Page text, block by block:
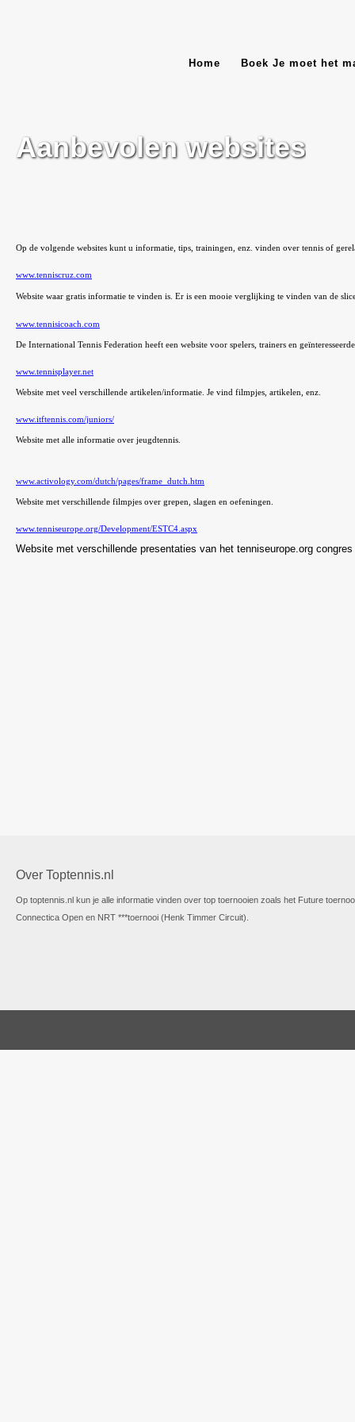
Home Boek Je moet het
Aanbevolen websites
Op de volgende websites kunt u informatie, tips, trainingen, enz. vinden over tennis of
www.tenniscruz.com
Website waar gratis informatie te vinden is. Er is een mooie verglijking te vinden van de
www.tennisicoach.com
De International Tennis Federation heeft een website voor spelers, trainers en
www.tennisplayer.net
Website met veel verschillende artikelen/informatie. Je vind filmpjes, artikelen, enz.
www.itftennis.com/juniors/
Website met alle informatie over jeugdtennis.
www.activology.com/dutch/pages/frame_dutch.htm
Website met verschillende filmpjes over grepen, slagen en oefeningen.
www.tenniseurope.org/Development/ESTC4.aspx
Website met verschillende presentaties van het tenniseurope.org
Over Toptennis.nl
Op toptennis.nl kun je alle informatie vinden over top toernooien zoals het Future
Connectica Open en NRT ***toernooi (Henk Timmer Circuit).